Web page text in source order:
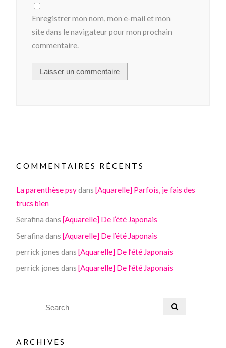
Enregistrer mon nom, mon e-mail et mon
site dans le navigateur pour mon prochain
commentaire.
COMMENTAIRES RÉCENTS
La parenthèse psydans[Aquarelle] Parfois, je fais des
trucs bien
Serafina dans[Aquarelle] De l’été Japonais
Serafina dans[Aquarelle] De l’été Japonais
perrick jones dans[Aquarelle] De l’été Japonais
perrick jones dans[Aquarelle] De l’été Japonais
ARCHIVES